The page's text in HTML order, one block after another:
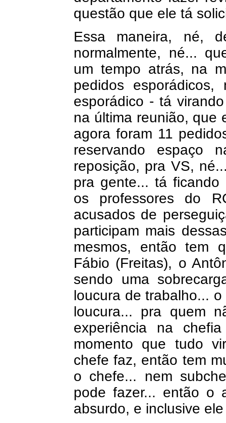
questão que ele tá
Essa maneira, né,
normalmente, né...
um tempo atrás, na
pedidos
esporádico - tá
na última reunião, que
agora foram 11
reservando espaço
reposição, pra VS,
pra gente... tá
os professores do
acusados de
participam mais
mesmos, então tem
Fábio (Freitas), o
sendo uma
loucura de trabalho...
loucura... pra quem
experiência na
momento que tudo
chefe faz, então tem
o chefe... nem
pode fazer... então o
absurdo, e inclusive